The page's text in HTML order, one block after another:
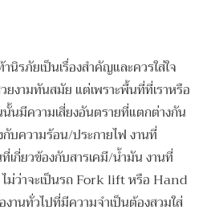
านิรภัยเป็นเรื่องสำคัญและควรใส่ใจ
ยงามทันสมัย แต่เพราะพื้นที่ที่เราหรือ
นมีความเสี่ยงอันตรายที่แตกต่างกัน
กับความร้อน/ประกายไฟ งานที่
เกี่ยวข้องกับสารเคมี/น้ำมัน งานที่
ไม่ว่าจะเป็นรถ Fork lift หรือ Hand
านทั่วไปที่มีความจำเป็นต้องสวมใส่